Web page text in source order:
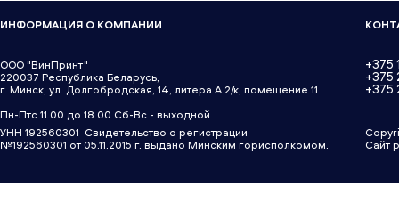
ИНФОРМАЦИЯ О КОМПАНИИ
УНН 192560301 Свидетельство о регистрации
№192560301 от 05.11.2015 г. выдано Минским горисполкомом.
ООО "ВинПринт"
220037 Республика Беларусь,
г. Минск, ул. Долгобродская, 14, литера А 2/к, помещение 11
Пн-Птс 11.00 до 18.00 Сб-Вс - выходной
+375
+375
+375
Сайт